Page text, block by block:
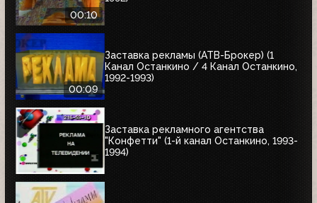
00:10
00:09
Заставка рекламы (АТВ-Брокер) (1
Канал Останкино / 4 Канал Останкино,
1992-1993)
Заставка рекламного агентства
"Конфетти" (1-й канал Останкино, 1993-
1994)